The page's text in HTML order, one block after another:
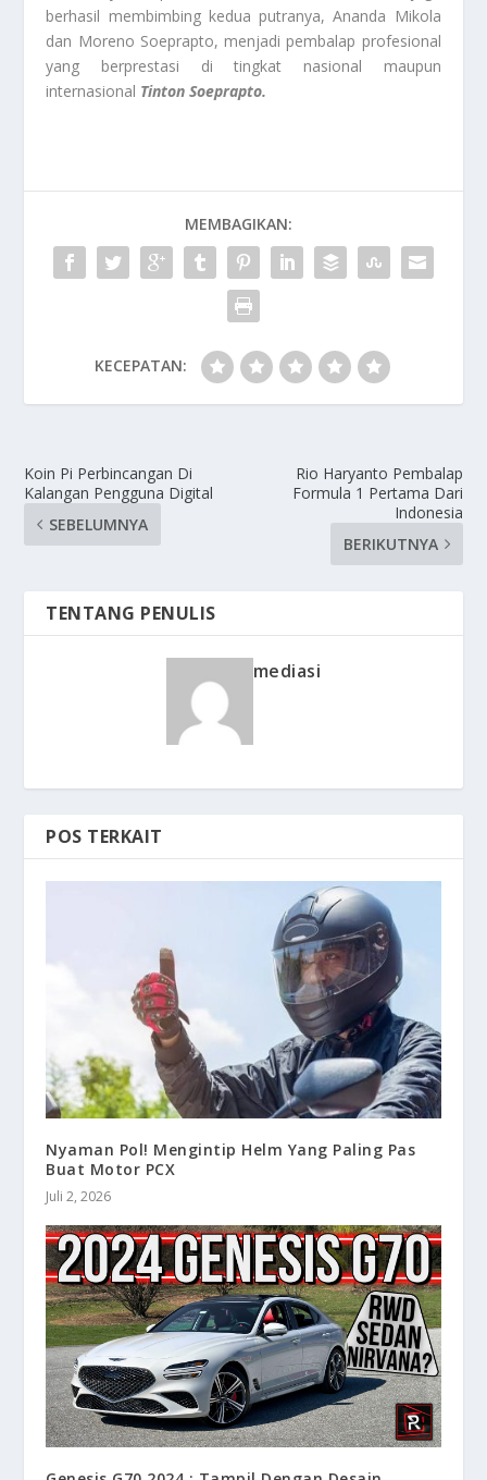
berhasil membimbing kedua putranya, Ananda Mikola
dan Moreno Soeprapto, menjadi pembalap profesional
yang berprestasi di tingkat nasional maupun
internasional Tinton Soeprapto.
MEMBAGIKAN:
KECEPATAN:
Koin Pi Perbincangan Di
Kalangan Pengguna Digital
SEBELUMNYA
Rio Haryanto Pembalap
Formula 1 Pertama Dari
Indonesia
BERIKUTNYA
TENTANG PENULIS
mediasi
POS TERKAIT
Nyaman Pol! Mengintip Helm Yang Paling Pas
Buat Motor PCX
Juli 2, 2026